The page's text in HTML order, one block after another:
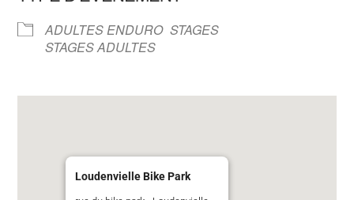
ADULTES ENDURO STAGES
STAGES ADULTES
Loudenvielle Bike Park